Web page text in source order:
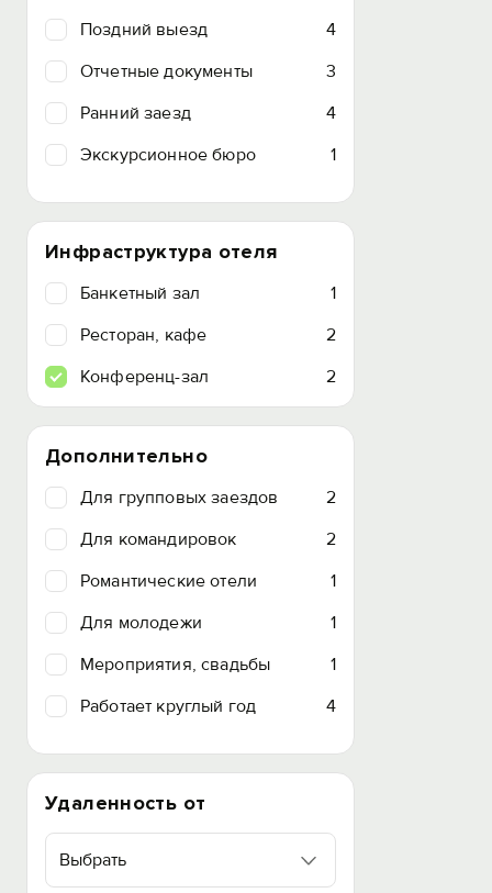
Поздний выезд
4
Отчетные документы
3
Ранний заезд
4
Экскурсионное бюро
1
Инфраструктура отеля
Банкетный зал
1
Ресторан, кафе
2
Конференц-зал
2
Дополнительно
Для групповых заездов
2
Для командировок
2
Романтические отели
1
Для молодежи
1
Мероприятия, свадьбы
1
Работает круглый год
4
Удаленность от
Выбрать